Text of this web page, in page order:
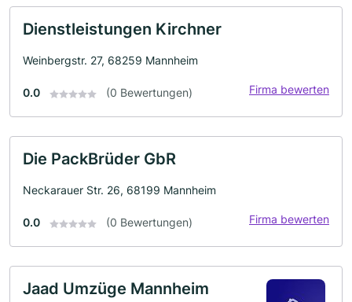
Dienstleistungen Kirchner
Weinbergstr. 27, 68259 Mannheim
0.0 (0 Bewertungen) Firma bewerten
Die PackBrüder GbR
Neckarauer Str. 26, 68199 Mannheim
0.0 (0 Bewertungen) Firma bewerten
Jaad Umzüge Mannheim